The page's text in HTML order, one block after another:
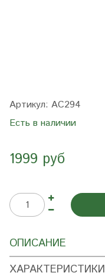
Артикул: AC294
Есть в наличии
1999 руб
ОПИСАНИЕ
ХАРАКТЕРИСТИКИ